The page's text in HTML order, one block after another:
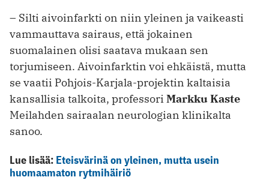
– Silti aivoinfarkti on niin yleinen ja vaikeasti
vammauttava sairaus, että jokainen
suomalainen olisi saatava mukaan sen
torjumiseen. Aivoinfarktin voi ehkäistä, mutta
se vaatii Pohjois-Karjala-projektin kaltaisia
kansallisia talkoita, professori Markku Kaste
Meilahden sairaalan neurologian klinikalta
sanoo.
Lue lisää: Eteisvärinä on yleinen, mutta usein
huomaamaton rytmihäiriö